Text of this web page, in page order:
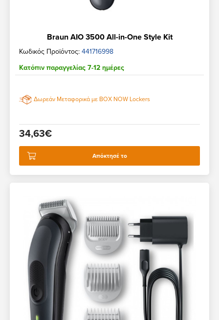
Braun AIO 3500 All-in-One Style Kit
Κωδικός Προϊόντος: 441716998
Κατόπιν παραγγελίας 7-12 ημέρες
Δωρεάν Μεταφορικά με BOX NOW Lockers
34,63€
Απόκτησέ το